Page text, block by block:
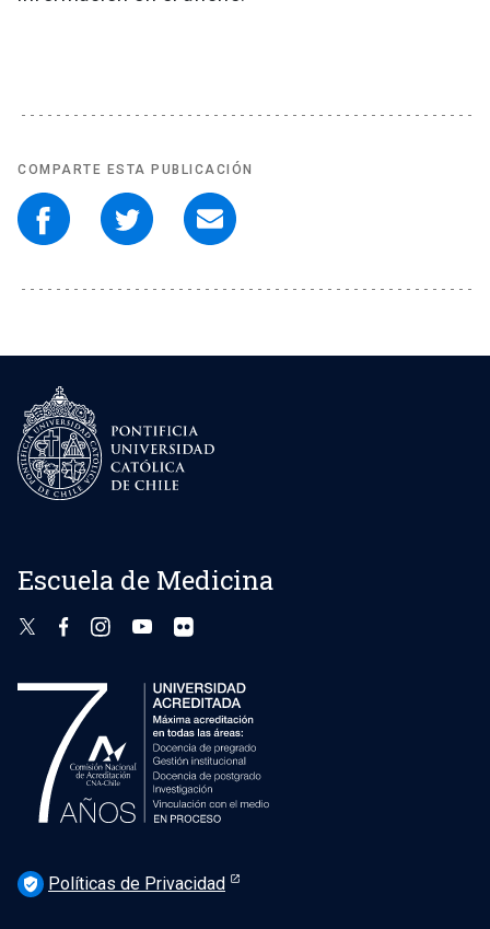
COMPARTE ESTA PUBLICACIÓN
Escuela de Medicina
verified_user Políticas de Privacidad